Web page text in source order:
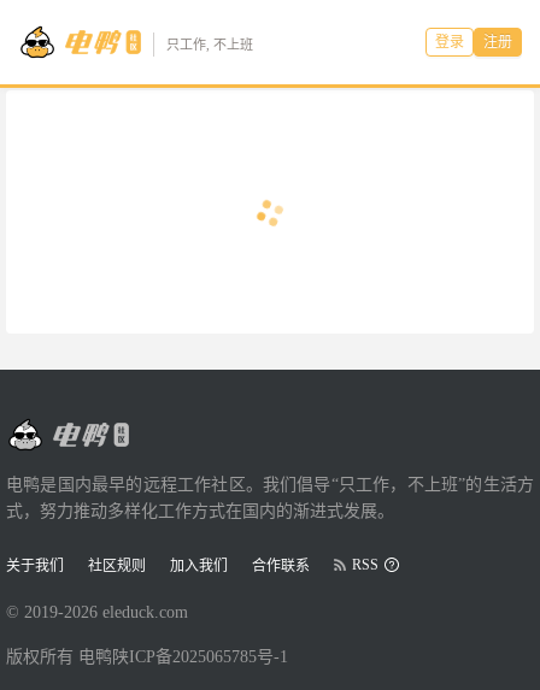
只工作, 不上班 登录 注册
电鸭是国内最早的远程工作社区。我们倡导“只工作，不上班”的生活方
式，努力推动多样化工作方式在国内的渐进式发展。
关于我们 社区规则 加入我们 合作联系 RSS
© 2019-2026 eleduck.com
版权所有 电鸭 陕ICP备2025065785号-1